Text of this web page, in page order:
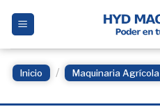
Inicio / Maquinaria Agrícola